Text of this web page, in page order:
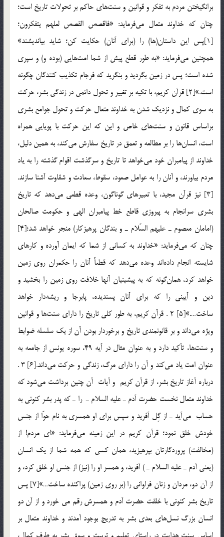
برانگيختن مردم به تفكر و قوانين و سنت‌هاي حاكم بر تحولات تاريخ است؛
چنان كه خداوند متعال مي‌فرمايد: «فاقصص القصص لعلهم يتفكرون؛
[1]پس اين داستان(ها) را (براي آنان) حكايت كن؛ شايد بيانديشند»
همچنين مي‌فرمايد: «به طور قطع پيش از شما امت‌هايي (بوده و) و سپري
شده است؛ پس در زمين بگرديد و بنگريد كه فرجام تكذيب كنندگان چگونه
است.»[2] قرآن كريم، با تكيه بر تغيير و تحول دائمي در زندگي بشر، حركت
به سوي كمال و نزديك شدن به خداوند متعال حركت و تحول جوامع بشري
براساس قانون و سنت‌هاي خاص و اين كه اين حركت با پويايي همراه
است، انسان‌ها را بر مطالعه و تعمق در تاريخ سفارش مي‌كند، به همين دليل،
خداوند از پيامبران خود مي‌خواهد تا تاريخ و سرگذشت اقوام گذشته را به ياد
مردم بياورند، و آنان را به عوامل صعود، سقوط، سعادت و شقاوت آشنا سازند.
[3] نيز قرآن مجيد، با تعبيرهاي گوناگون، وعده قطعي مي‌دهد كه تاريخ
بشري سرانجام به پيروزي قاطع خط پيامبران الهي و حكومت صالحان
(امامان معصوم ـ عليهم السّلام ـ و بندگان پرهيزكار) منجر خواهد شد؛[4]
چنان كه مي‌فرمايد: «خداوند به كساني از شما كه ايمان آورده و كارهاي
شايسته انجام داده‌اند وعده مي‌‌دهد كه قطعاً‌ آنان را حكمران روي زمين
خواهد كرد، همان‌گونه كه به پيشينيان آنها خلافت روي زمين را بخشيد و
دين و آييني را كه براي آنان پسنديده، پابرجا و ريشه‌دار خواهد
ساخت….»[5] 2 . قرآن كريم، به طور كلي تاريخ را داراي سنت‌ها و قوانين
ويژه مي‌داند و بر قانونمندي تاريخ و برخوردار بودن آن از يك سلسله ضوابط
و سنت‌ها، تأكيد دارد و به عنوان مثال در آيه 49، سوره يونس از جامعه به
عنوان امت ياد مي‌كند و آن را داراي مرگ، زندگي و حركت مي‌داند.[6] 3 .
درباره آغاز تاريخ بشر، از قرآن كريم و آيات آن چنين برداشت مي‌شود كه
خداوند متعال نخست حضرت آدم ـ عليه السلام ـ را ـ كه پدر بشر كنوني به
حساب مي‌آيد ـ از گِل آفريد و سپس براي او همسري به نام حوّا از جنس
خودش خلق نمود؛ قرآن كريم در اين زمينه مي‌فرمايد: «اي مردم! از
(مخالفت) پروردگارتان بپرهيزيد، همان كسي كه همه شما از يك انسان
(يعني آدم ـ عليه السلام ـ ) آفريد، و همسر او را (نيز) از جنس او خلق كرد، و
از آن دو، مردان و زنان فراواني را (بر روي زمين) پراكنده ساخت…»[7] پس
تاريخ بشر كنوني با خلقت حضرت آدم و همسرش رقم مي خورد و از آن دو
انسان بزرگ نسل‌هاي بعدي بشر به تدريج بوجود آمدند و خداوند متعال بر